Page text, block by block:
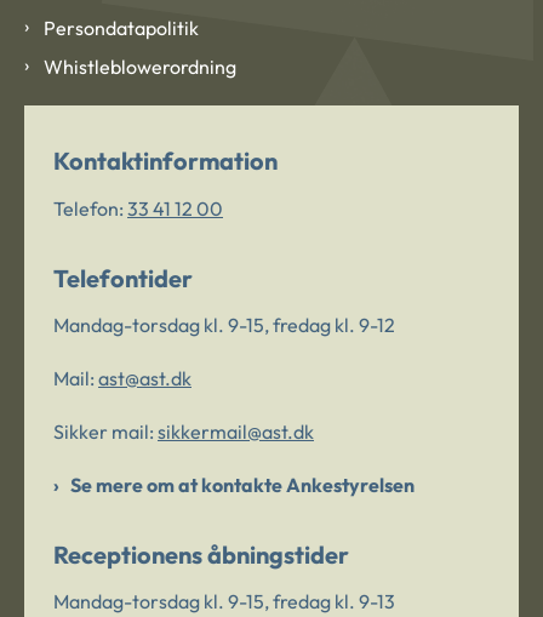
Persondatapolitik
Whistleblowerordning
Kontaktinformation
Telefon: 33 41 12 00
Telefontider
Mandag-torsdag kl. 9-15, fredag kl. 9-12
Mail: ast@ast.dk
Sikker mail: sikkermail@ast.dk
Se mere om at kontakte Ankestyrelsen
Receptionens åbningstider
Mandag-torsdag kl. 9-15, fredag kl. 9-13